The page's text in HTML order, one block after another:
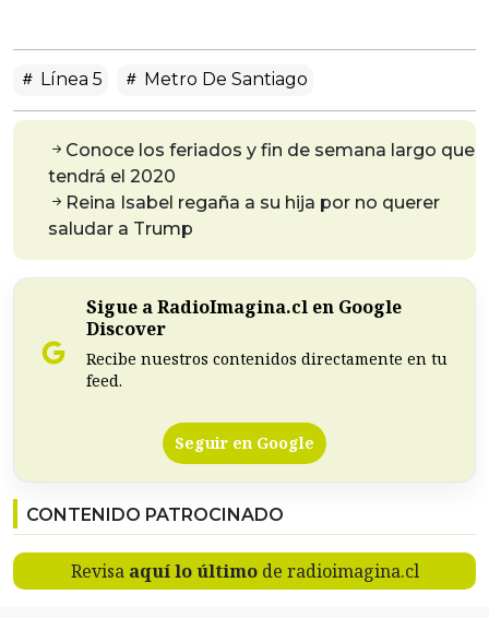
Línea 5 Metro De Santiago
Conoce los feriados y fin de semana largo que
tendrá el 2020
Reina Isabel regaña a su hija por no querer
saludar a Trump
Sigue a RadioImagina.cl en Google
Discover
Recibe nuestros contenidos directamente en tu
feed.
Seguir en Google
CONTENIDO PATROCINADO
Revisa aquí lo últimode radioimagina.cl